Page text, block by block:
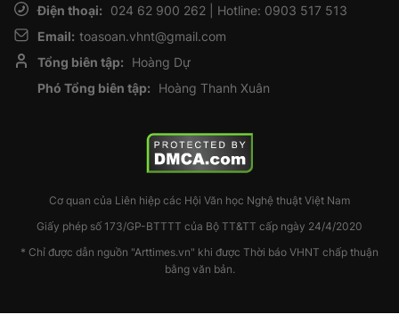
Điện thoại:
024 62 900 262 | Hotline: 0903 517 513
Email: toasoan.vhnt@gmail.com
Tổng biên tập:
Hoàng Dự
Phó Tổng biên tập:
Hoàng Thanh Xuân
Cơ quan của Liên hiệp các Hội Văn học Nghệ thuật Việt Nam
Giấy phép số 173/GP-BTTTT của Bộ TT&TT cấp ngày 24/4/2020
* Chỉ được dẫn nguồn "Arttimes.vn" khi được Thời báo VHNT chấp thuận
bằng văn bản.